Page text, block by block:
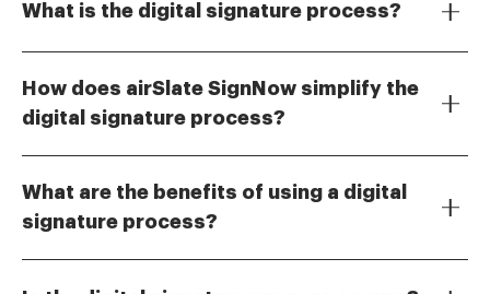
What is the digital signature process?
and integrity of a document. It ensures that the signer
is who they claim to be and that the document has
How does airSlate SignNow simplify the
digital signature process?
users to easily upload, sign, and send documents.
With its user-friendly interface, businesses can
What are the benefits of using a digital
signature process?